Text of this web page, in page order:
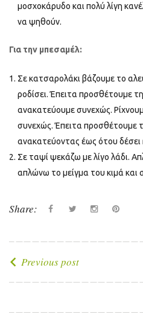
μοσχοκάρυδο και πολύ λίγη
να ψηθούν.
Για την μπεσαμέλ:
Σε κατσαρολάκι βάζουμε το
ροδίσει. Έπειτα προσθέτουμε
ανακατεύουμε συνεχώς.
συνεχώς. Έπειτα προσθέτουμε
ανακατεύοντας έως ότου δέσει
Σε ταψί ψεκάζω με λίγο λάδι.
απλώνω το μείγμα του κιμά
Share: FacebookTwitterinstagram
Πλοήγηση
Previous post